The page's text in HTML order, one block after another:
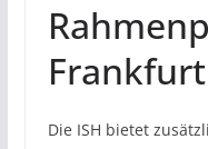
Frankfurt
Die ISH bietet